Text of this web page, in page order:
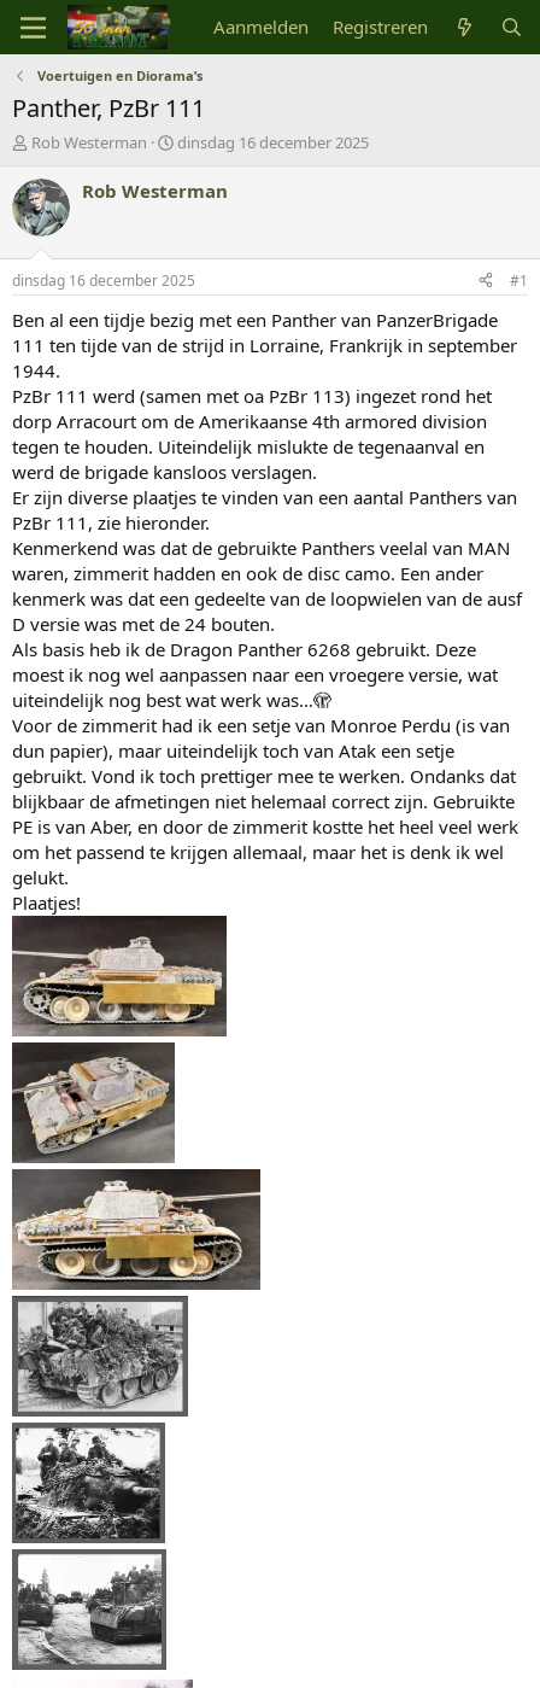
Aanmelden Registreren
Voertuigen en Diorama’s
Panther, PzBr 111
O
d
e
r
w
r
p
s
a
r
t
e
r
Rob Westerman
S
a
a
t
u
m
dinsdag 16 december 2025
Rob Westerman
dinsdag 16 december 2025 #1
Ben al een tijdje bezig met een Panther van PanzerBrigade
111 ten tijde van de strijd in Lorraine, Frankrijk in september
1944.
PzBr 111 werd (samen met oa PzBr 113) ingezet rond het
dorp Arracourt om de Amerikaanse 4th armored division
tegen te houden. Uiteindelijk mislukte de tegenaanval en
werd de brigade kansloos verslagen.
Er zijn diverse plaatjes te vinden van een aantal Panthers van
PzBr 111, zie hieronder.
Kenmerkend was dat de gebruikte Panthers veelal van MAN
waren, zimmerit hadden en ook de disc camo. Een ander
kenmerk was dat een gedeelte van de loopwielen van de ausf
D versie was met de 24 bouten.
Als basis heb ik de Dragon Panther 6268 gebruikt. Deze
moest ik nog wel aanpassen naar een vroegere versie, wat
uiteindelijk nog best wat werk was…🫣
Voor de zimmerit had ik een setje van Monroe Perdu (is van
dun papier), maar uiteindelijk toch van Atak een setje
gebruikt. Vond ik toch prettiger mee te werken. Ondanks dat
blijkbaar de afmetingen niet helemaal correct zijn. Gebruikte
PE is van Aber, en door de zimmerit kostte het heel veel werk
om het passend te krijgen allemaal, maar het is denk ik wel
gelukt.
Plaatjes!